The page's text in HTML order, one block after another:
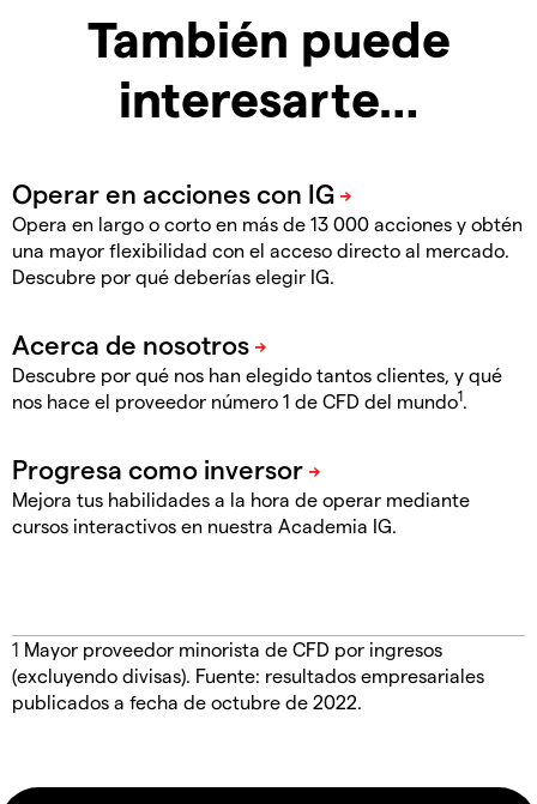
También puede
interesarte…
Opera en largo o corto en más de 13 000 acciones y obtén
una mayor flexibilidad con el acceso directo al mercado.
Descubre por qué deberías elegir IG.
Descubre por qué nos han elegido tantos clientes, y qué
nos hace el proveedor número 1 de CFD del mundo1.
Mejora tus habilidades a la hora de operar mediante
cursos interactivos en nuestra Academia IG.
1 Mayor proveedor minorista de CFD por ingresos
(excluyendo divisas). Fuente: resultados empresariales
publicados a fecha de octubre de 2022.